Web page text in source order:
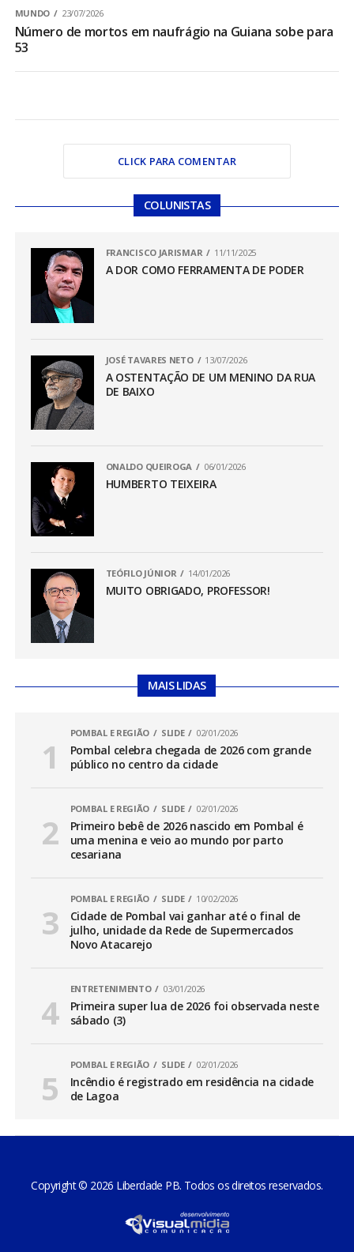
MUNDO 23/07/2026
Número de mortos em naufrágio na Guiana sobe para
53
CLICK PARA COMENTAR
COLUNISTAS
FRANCISCO JARISMAR 11/11/2025
A DOR COMO FERRAMENTA DE PODER
JOSÉ TAVARES NETO 13/07/2026
A OSTENTAÇÃO DE UM MENINO DA RUA
DE BAIXO
ONALDO QUEIROGA 06/01/2026
HUMBERTO TEIXEIRA
TEÓFILO JÚNIOR 14/01/2026
MUITO OBRIGADO, PROFESSOR!
MAIS LIDAS
POMBAL E REGIÃO SLIDE 02/01/2026
Pombal celebra chegada de 2026 com grande
público no centro da cidade
POMBAL E REGIÃO SLIDE 02/01/2026
Primeiro bebê de 2026 nascido em Pombal é
uma menina e veio ao mundo por parto
cesariana
POMBAL E REGIÃO SLIDE 10/02/2026
Cidade de Pombal vai ganhar até o final de
julho, unidade da Rede de Supermercados
Novo Atacarejo
ENTRETENIMENTO 03/01/2026
Primeira super lua de 2026 foi observada neste
sábado (3)
POMBAL E REGIÃO SLIDE 02/01/2026
Incêndio é registrado em residência na cidade
de Lagoa
Copyright © 2026 Liberdade PB. Todos os direitos reservados.